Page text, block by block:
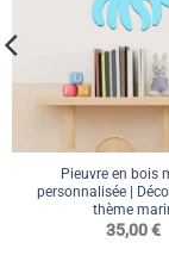
Pieuvre en bois
personnalisée |
thème
35,00€